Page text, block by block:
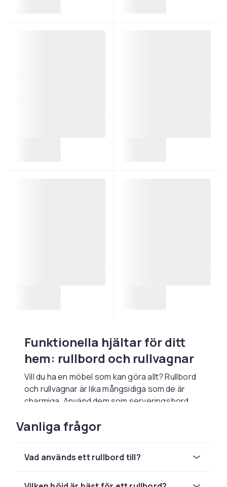
Funktionella hjältar för ditt
hem: rullbord och rullvagnar
Vill du ha en möbel som kan göra allt? Rullbord
och rullvagnar är lika mångsidiga som de är
charmiga. Använd dem som serveringsbord,
till din egen mobila bar! Vem sa att möbler inte
kunde vara både praktiska och trendiga?
ge ditt hem det där lilla extra.
Vanliga frågor
Vad används ett rullbord till?